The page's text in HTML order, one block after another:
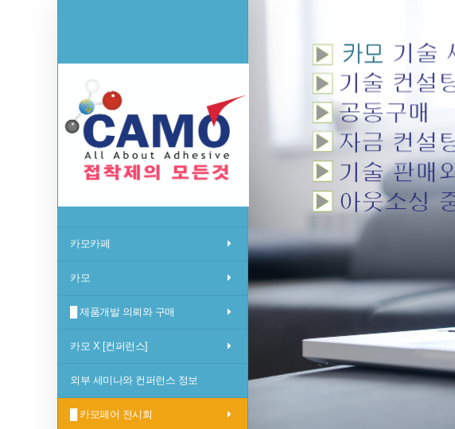
카모카페
카모
█ 제품개발 의뢰와 구매
카모 X [컨퍼런스]
외부 세미나와 컨퍼런스 정보
█ 카모페어 전시회